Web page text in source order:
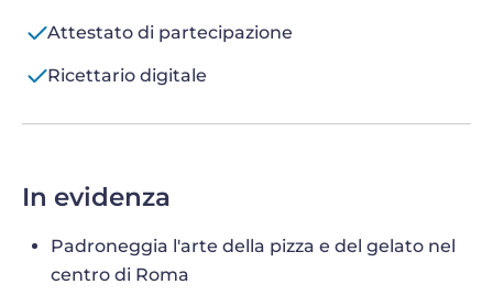
Attestato di partecipazione
Ricettario digitale
In evidenza
Padroneggia l'arte della pizza e del gelato nel
centro di Roma